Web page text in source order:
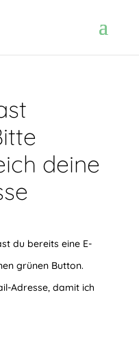
deine
du bereits eine E-
grünen Button.
Adresse, damit ich